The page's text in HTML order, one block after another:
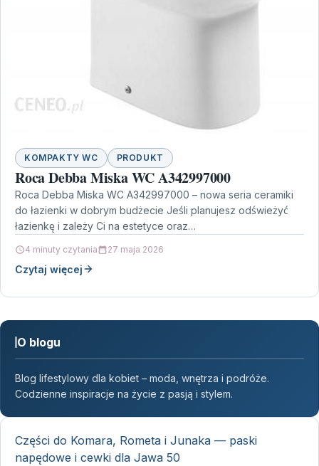
KOMPAKTY WC PRODUKT
Roca Debba Miska WC A342997000
Roca Debba Miska WC A342997000 – nowa seria ceramiki
do łazienki w dobrym budżecie Jeśli planujesz odświeżyć
łazienkę i zależy Ci na estetyce oraz…
4 minuty czytania 27 maja 2026
Czytaj więcej
O blogu
Blog lifestylowy dla kobiet – moda, wnętrza i podróże.
Codzienne inspiracje na życie z pasją i stylem.
Części do Komara, Rometa i Junaka — paski
napędowe i cewki dla Jawa 50